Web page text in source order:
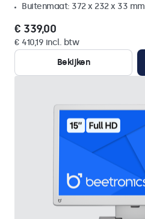
Buitenmaat: 372 x 232 x 33 mm
€ 339,00
€ 410,19 incl. btw
Bekijken